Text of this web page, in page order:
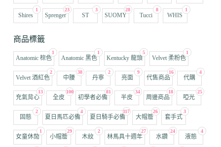
1
Shires
23
Sprenger
3
ST
28
SUOMY
8
Tucci
1
WHIS
商品標籤
1
Anatomic 棕色
1
Anatomic 黑色
5
Kentucky 龍頭
1
Velvet 柔粉色
2
Velvet 酒紅色
38
中腰
2
丹寧
9
亮面
16
代售商品
4
代購
13
充氣背心
100
全皮
81
初學者必備
34
半皮
18
周邊商品
25
啞光
2
固態
4
夏日馬匹必備
117
夏日騎手必備
26
大帽簷
3
套手式
1
女童休閒
29
小帽簷
2
木紋
27
林馬具十週年
24
水鑽
4
液態